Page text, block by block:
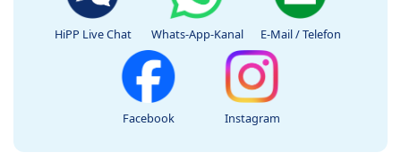
HiPP Live Chat Whats-App-Kanal E-Mail / Telefon
Facebook Instagram